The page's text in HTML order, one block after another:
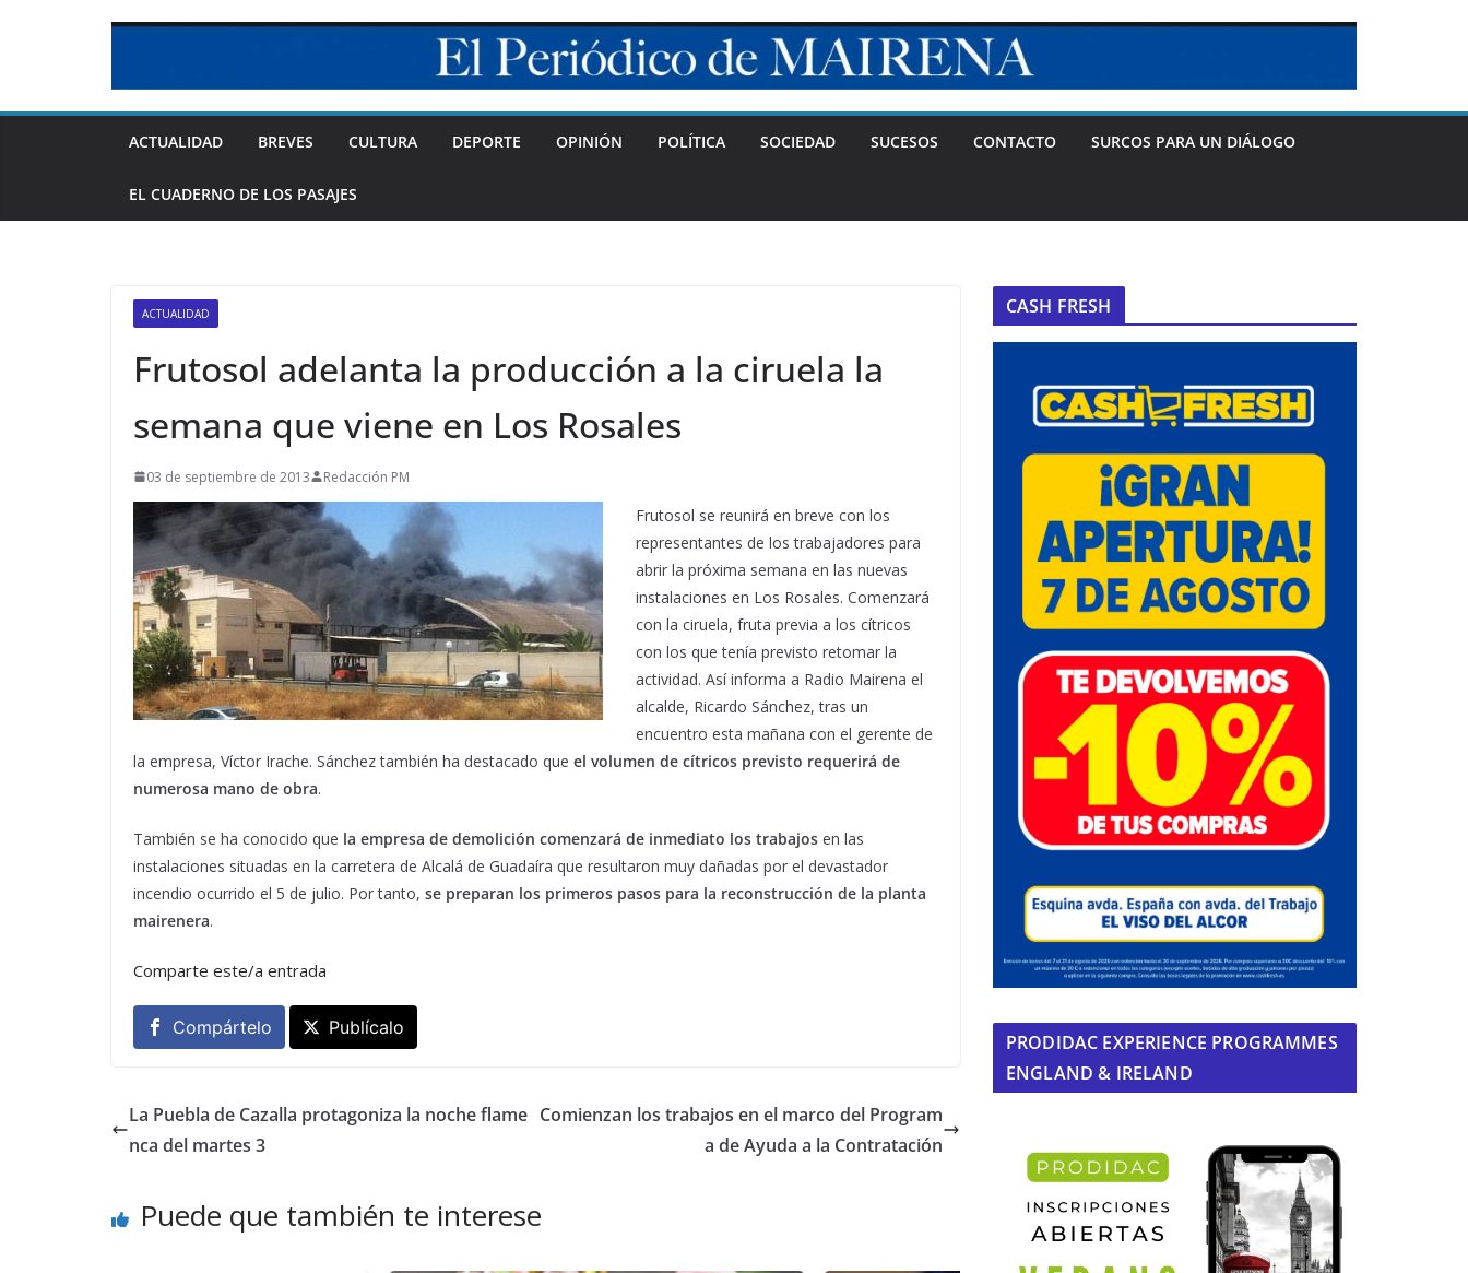
ACTUALIDAD BREVES CULTURA DEPORTE OPINIÓN POLÍTICA SOCIEDAD SUCESOS CONTACTO SURCOS PARA UN DIÁLOGO
EL CUADERNO DE LOS PASAJES
ACTUALIDAD
Frutosol adelanta la producción a la ciruela la
semana que viene en Los Rosales
03 de septiembre de 2013 Redacción PM
Frutosol se reunirá en breve con los
representantes de los trabajadores para
abrir la próxima semana en las nuevas
instalaciones en Los Rosales. Comenzará
con la ciruela, fruta previa a los cítricos
con los que tenía previsto retomar la
actividad. Así informa a Radio Mairena el
alcalde, Ricardo Sánchez, tras un
encuentro esta mañana con el gerente de
la empresa, Víctor Irache. Sánchez también ha destacado que el volumen de cítricos previsto requerirá de
numerosa mano de obra.
También se ha conocido que la empresa de demolición comenzará de inmediato los trabajos en las
instalaciones situadas en la carretera de Alcalá de Guadaíra que resultaron muy dañadas por el devastador
incendio ocurrido el 5 de julio. Por tanto, se preparan los primeros pasos para la reconstrucción de la planta
mairenera.
Comparte este/a entrada
Compártelo Publícalo
La Puebla de Cazalla protagoniza la noche flame
nca del martes 3
Comienzan los trabajos en el marco del Program
a de Ayuda a la Contratación
Puede que también te interese
CASH FRESH
PRODIDAC EXPERIENCE PROGRAMMES
ENGLAND & IRELAND